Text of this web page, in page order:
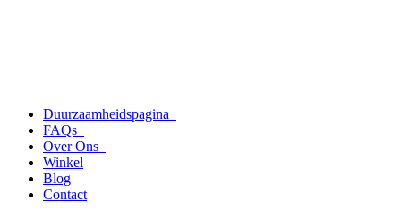
Duurzaamheidspagina
FAQs
Over Ons
Winkel
Blog
Contact